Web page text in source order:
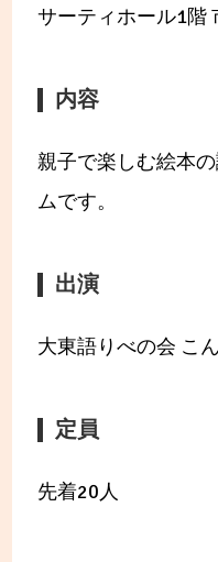
サーティホール1階
内容
親子で楽しむ絵本
ムです。
出演
大東語りべの会 こ
定員
先着20人